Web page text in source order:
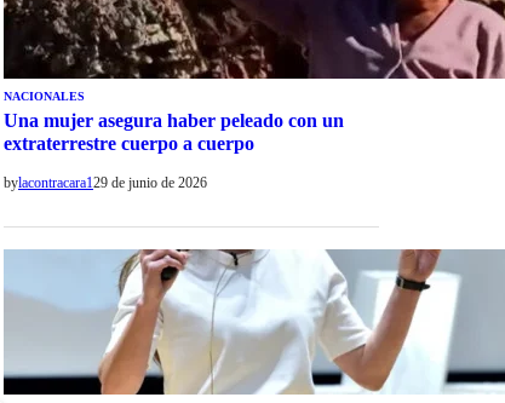
NACIONALES
Una mujer asegura haber peleado con un
extraterrestre cuerpo a cuerpo
bylacontracara129 de junio de 2026